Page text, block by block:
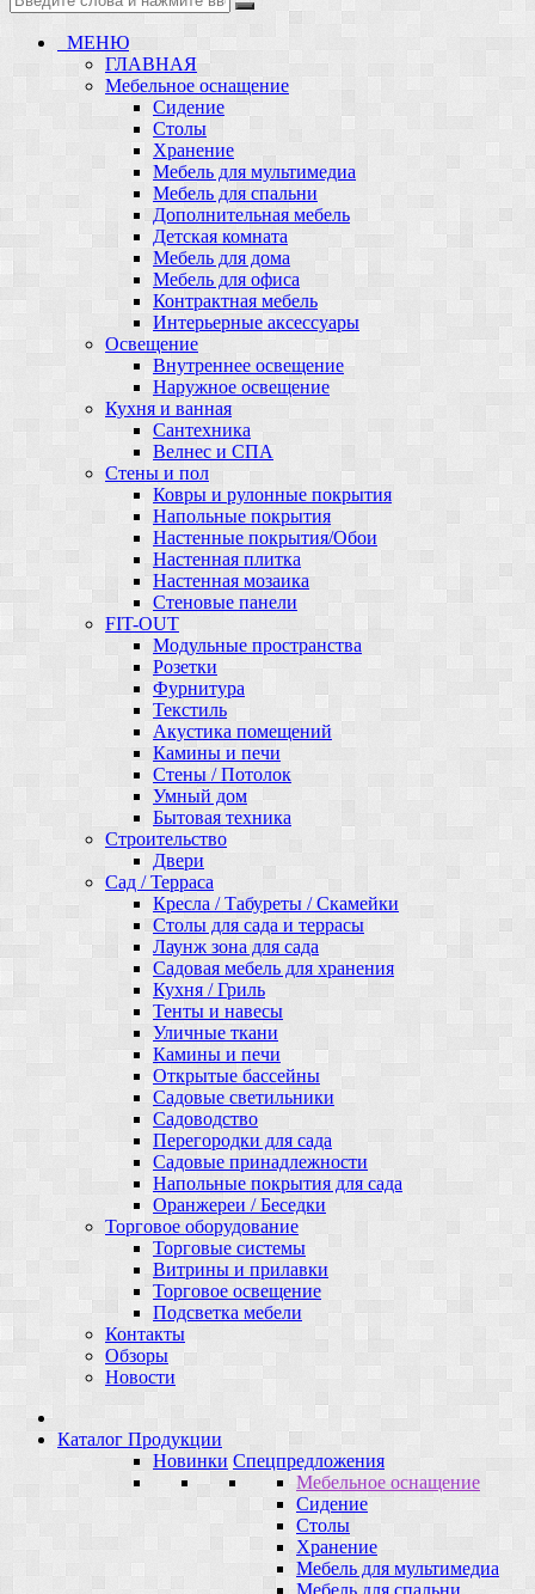
МЕНЮ
ГЛАВНАЯ
Мебельное оснащение
Сидение
Столы
Хранение
Мебель для мультимедиа
Мебель для спальни
Дополнительная мебель
Детская комната
Мебель для дома
Мебель для офиса
Контрактная мебель
Интерьерные аксессуары
Освещение
Внутреннее освещение
Наружное освещение
Кухня и ванная
Сантехника
Велнес и СПА
Стены и пол
Ковры и рулонные покрытия
Напольные покрытия
Настенные покрытия/Обои
Настенная плитка
Настенная мозаика
Стеновые панели
FIT-OUT
Модульные пространства
Розетки
Фурнитура
Текстиль
Акустика помещений
Камины и печи
Стены / Потолок
Умный дом
Бытовая техника
Строительство
Двери
Сад / Терраса
Кресла / Табуреты / Скамейки
Столы для сада и террасы
Лаунж зона для сада
Садовая мебель для хранения
Кухня / Гриль
Тенты и навесы
Уличные ткани
Камины и печи
Открытые бассейны
Садовые светильники
Садоводство
Перегородки для сада
Садовые принадлежности
Напольные покрытия для сада
Оранжереи / Беседки
Торговое оборудование
Торговые системы
Витрины и прилавки
Торговое освещение
Подсветка мебели
Контакты
Обзоры
Новости
Каталог Продукции
Новинки Спецпредложения
Мебельное оснащение
Сидение
Столы
Хранение
Мебель для мультимедиа
Мебель для спальни